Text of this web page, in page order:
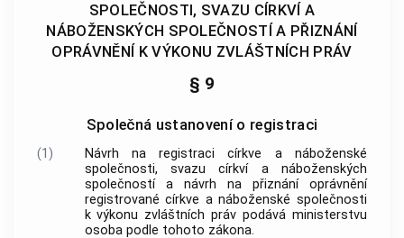
SPOLEČNOSTI, SVAZU CÍRKVÍ A
NÁBOŽENSKÝCH SPOLEČNOSTÍ A PŘIZNÁNÍ
OPRÁVNĚNÍ K VÝKONU ZVLÁŠTNÍCH PRÁV
§ 9
Společná ustanovení o registraci
(1) Návrh na registracicírkve a náboženské
společnosti, svazucírkví a náboženských
společnostía návrh na přiznání oprávnění
registrovanécírkve a náboženské společnosti
k výkonu zvláštních práv podává ministerstvu
osoba podle tohoto zákona.